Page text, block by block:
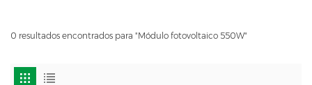
0 resultados encontrados para "Módulo fotovoltaico 550W"